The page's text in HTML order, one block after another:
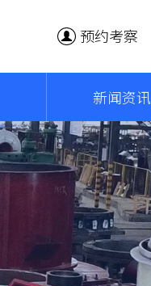
预约考察
新闻资讯